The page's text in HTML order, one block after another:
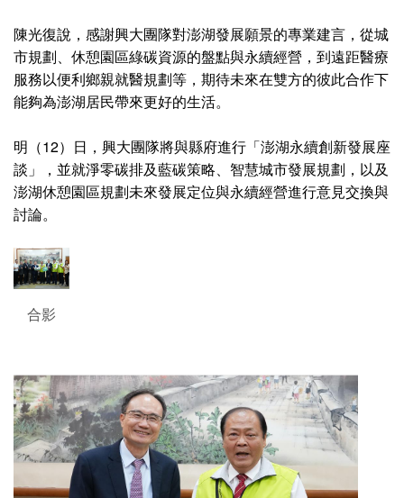
陳光復說，感謝興大團隊對澎湖發展願景的專業建言，從城
市規劃、休憩園區綠碳資源的盤點與永續經營，到遠距醫療
服務以便利鄉親就醫規劃等，期待未來在雙方的彼此合作下
能夠為澎湖居民帶來更好的生活。
明（12）日，興大團隊將與縣府進行「澎湖永續創新發展座
談」，並就淨零碳排及藍碳策略、智慧城市發展規劃，以及
澎湖休憩園區規劃未來發展定位與永續經營進行意見交換與
討論。
合影